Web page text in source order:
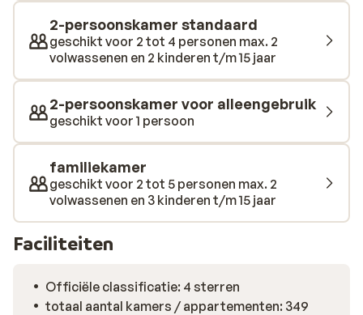
naar de fitnessruimte of doe mee met de sportieve
spellen die het animatieteam organiseert. Kinderen
kunnen met water spetteren in het kinderbadjE en ook
voor hen zijn er leuke activiteiten.
2-persoonskamer standaard
geschikt voor 2 tot 4 personen max. 2
volwassenen en 2 kinderen t/m 15 jaar
2-persoonskamer voor alleengebruik
geschikt voor 1 persoon
familiekamer
geschikt voor 2 tot 5 personen max. 2
volwassenen en 3 kinderen t/m 15 jaar
Faciliteiten
Officiële classificatie: 4 sterren
totaal aantal kamers / appartementen: 349